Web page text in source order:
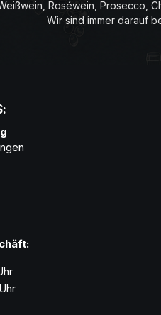
Roséwein, Prosecco,
Wir sind immer darauf